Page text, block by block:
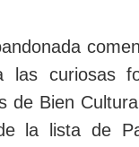
las curiosas
de Bien
la lista de